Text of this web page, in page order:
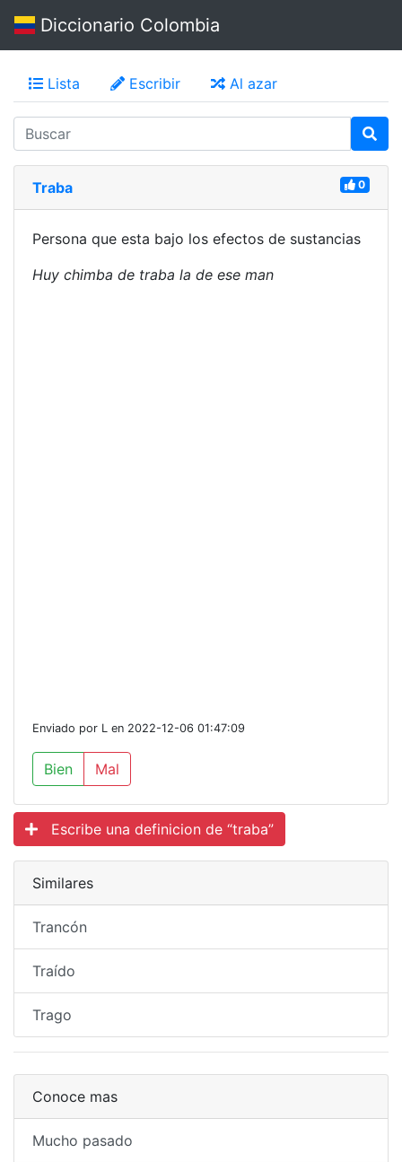
Diccionario Colombia
Lista Escribir Al azar
Traba 0
Persona que esta bajo los efectos de sustancias
Huy chimba de traba la de ese man
Enviado por L en 2022-12-06 01:47:09
Bien Mal
Escribe una definicion de “traba”
Similares
Trancón
Traído
Trago
Conoce mas
Mucho pasado